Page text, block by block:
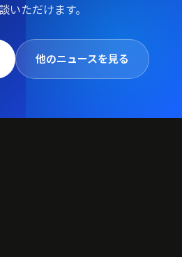
いただけます。
他のニュースを見る